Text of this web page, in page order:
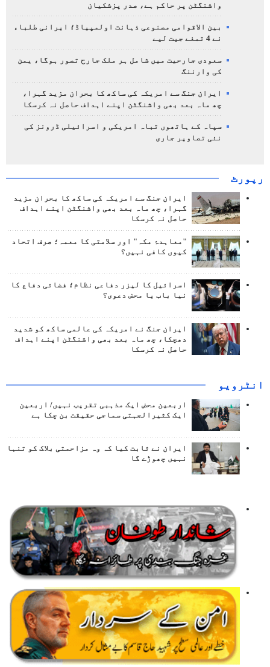
واشنگٹن پر حاکم ہے، صدر پزشکیان
بین الاقوامی مصنوعی ذہانت اولمپیاڈ؛ ایرانی طلباء
نے 4 تمغے جیت لیے
سعودی جارحیت میں شامل ہر ملک جارح تصور ہوگا، یمن
کی وارننگ
ایران جنگ سے امریکہ کی ساکھ کا بحران مزید گہرا،
چھ ماہ بعد بھی واشنگٹن اپنے اہداف حاصل نہ کرسکا
سپاہ کے ہاتھوں تباہ امریکی و اسرائیلی ڈرونز کی
نئی تصاویر جاری
رپورٹ
ایران جنگ سے امریکہ کی ساکھ کا بحران مزید
گہرا، چھ ماہ بعد بھی واشنگٹن اپنے اہداف
حاصل نہ کرسکا
"معاہدۂ مکہ" اور سلامتی کا معمہ؛ صرف اتحاد
کیوں کافی نہیں؟
اسرائیل کا لیزر دفاعی نظام؛ فضائی دفاع کا
نیا باب یا محض دعوی؟
ایران جنگ نے امریکہ کی عالمی ساکھ کو شدید
دھچکا، چھ ماہ بعد بھی واشنگٹن اپنے اہداف
حاصل نہ کرسکا
انٹرويو
اربعین محض ایک مذہبی تقریب نہیں/ اربعین
ایک کثیرالجہتی سماجی حقیقت بن چکا ہے
ایران نے ثابت کیا کہ وہ مزاحمتی بلاک کو تنہا
نہیں چھوڑے گا